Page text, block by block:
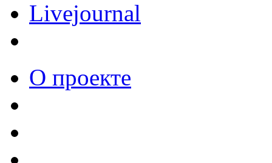
Livejournal
О проекте